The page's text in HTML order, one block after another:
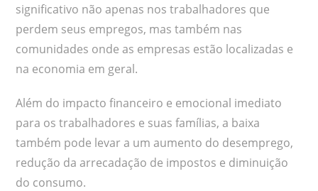
significativo não apenas nos trabalhadores que
perdem seus empregos, mas também nas
comunidades onde as empresas estão localizadas e
na economia em geral.
Além do impacto financeiro e emocional imediato
para os trabalhadores e suas famílias, a baixa
também pode levar a um aumento do desemprego,
redução da arrecadação de impostos e diminuição
do consumo.